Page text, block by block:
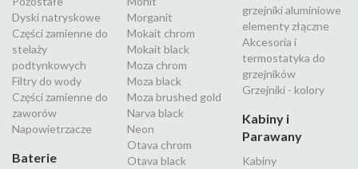
Dyski natryskowe
Części zamienne do
stelaży
podtynkowych
Filtry do wody
Części zamienne do
zaworów
Napowietrzacze
Baterie
Morganit
Mokait chrom
Mokait black
Moza chrom
Moza black
Moza brushed gold
Narva black
Neon
Otava chrom
Otava black
grzejniki aluminiowe
elementy złączne
Akcesoria i
termostatyka do
grzejników
Grzejniki - kolory
Kabiny i
Parawany
Kabiny